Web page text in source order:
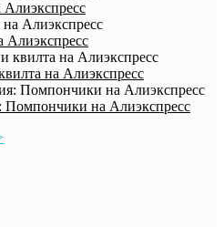
Алиэкспресс
на Алиэкспресс
Помпончики на Алиэкспресс